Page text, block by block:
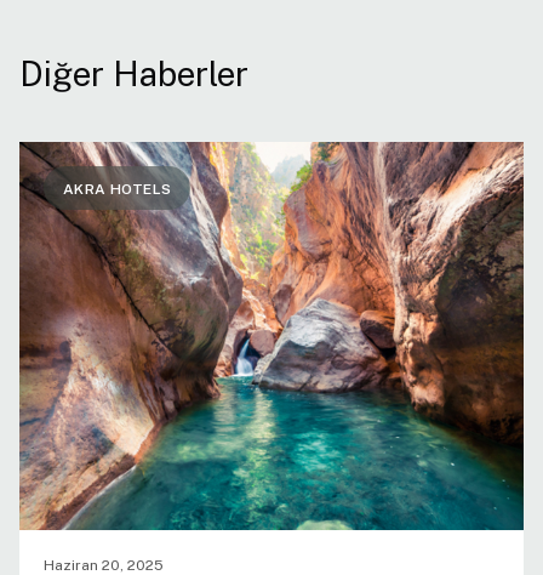
Diğer Haberler
Haziran 20, 2025
AKRA HOTELS